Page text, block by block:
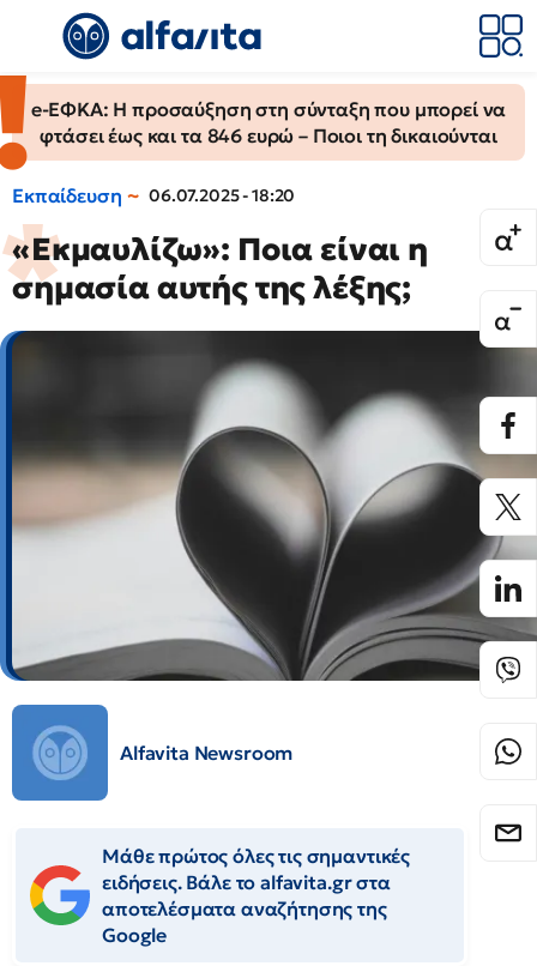
e-ΕΦΚΑ: Η προσαύξηση στη σύνταξη που μπορεί να
φτάσει έως και τα 846 ευρώ – Ποιοι τη δικαιούνται
Εκπαίδευση 06.07.2025 - 18:20
«Εκμαυλίζω»: Ποια είναι η
σημασία αυτής της λέξης;
Alfavita Newsroom
Μάθε πρώτος όλες τις σημαντικές
ειδήσεις. Βάλε το alfavita.gr στα
αποτελέσματα αναζήτησης της
Google